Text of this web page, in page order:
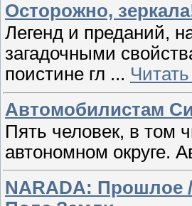
Осторожно,
Легенд и преданий,
загадочными
поистине гл ...
Автомобилистам
Пять человек, в том
автономном округе.
NARADA: Прошлое